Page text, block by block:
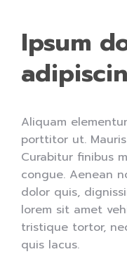
Ipsum
Aliquam
porttitor ut.
Curabitur finibus
congue. Aenean
dolor quis,
lorem sit amet
tristique tortor,
quis lacus.